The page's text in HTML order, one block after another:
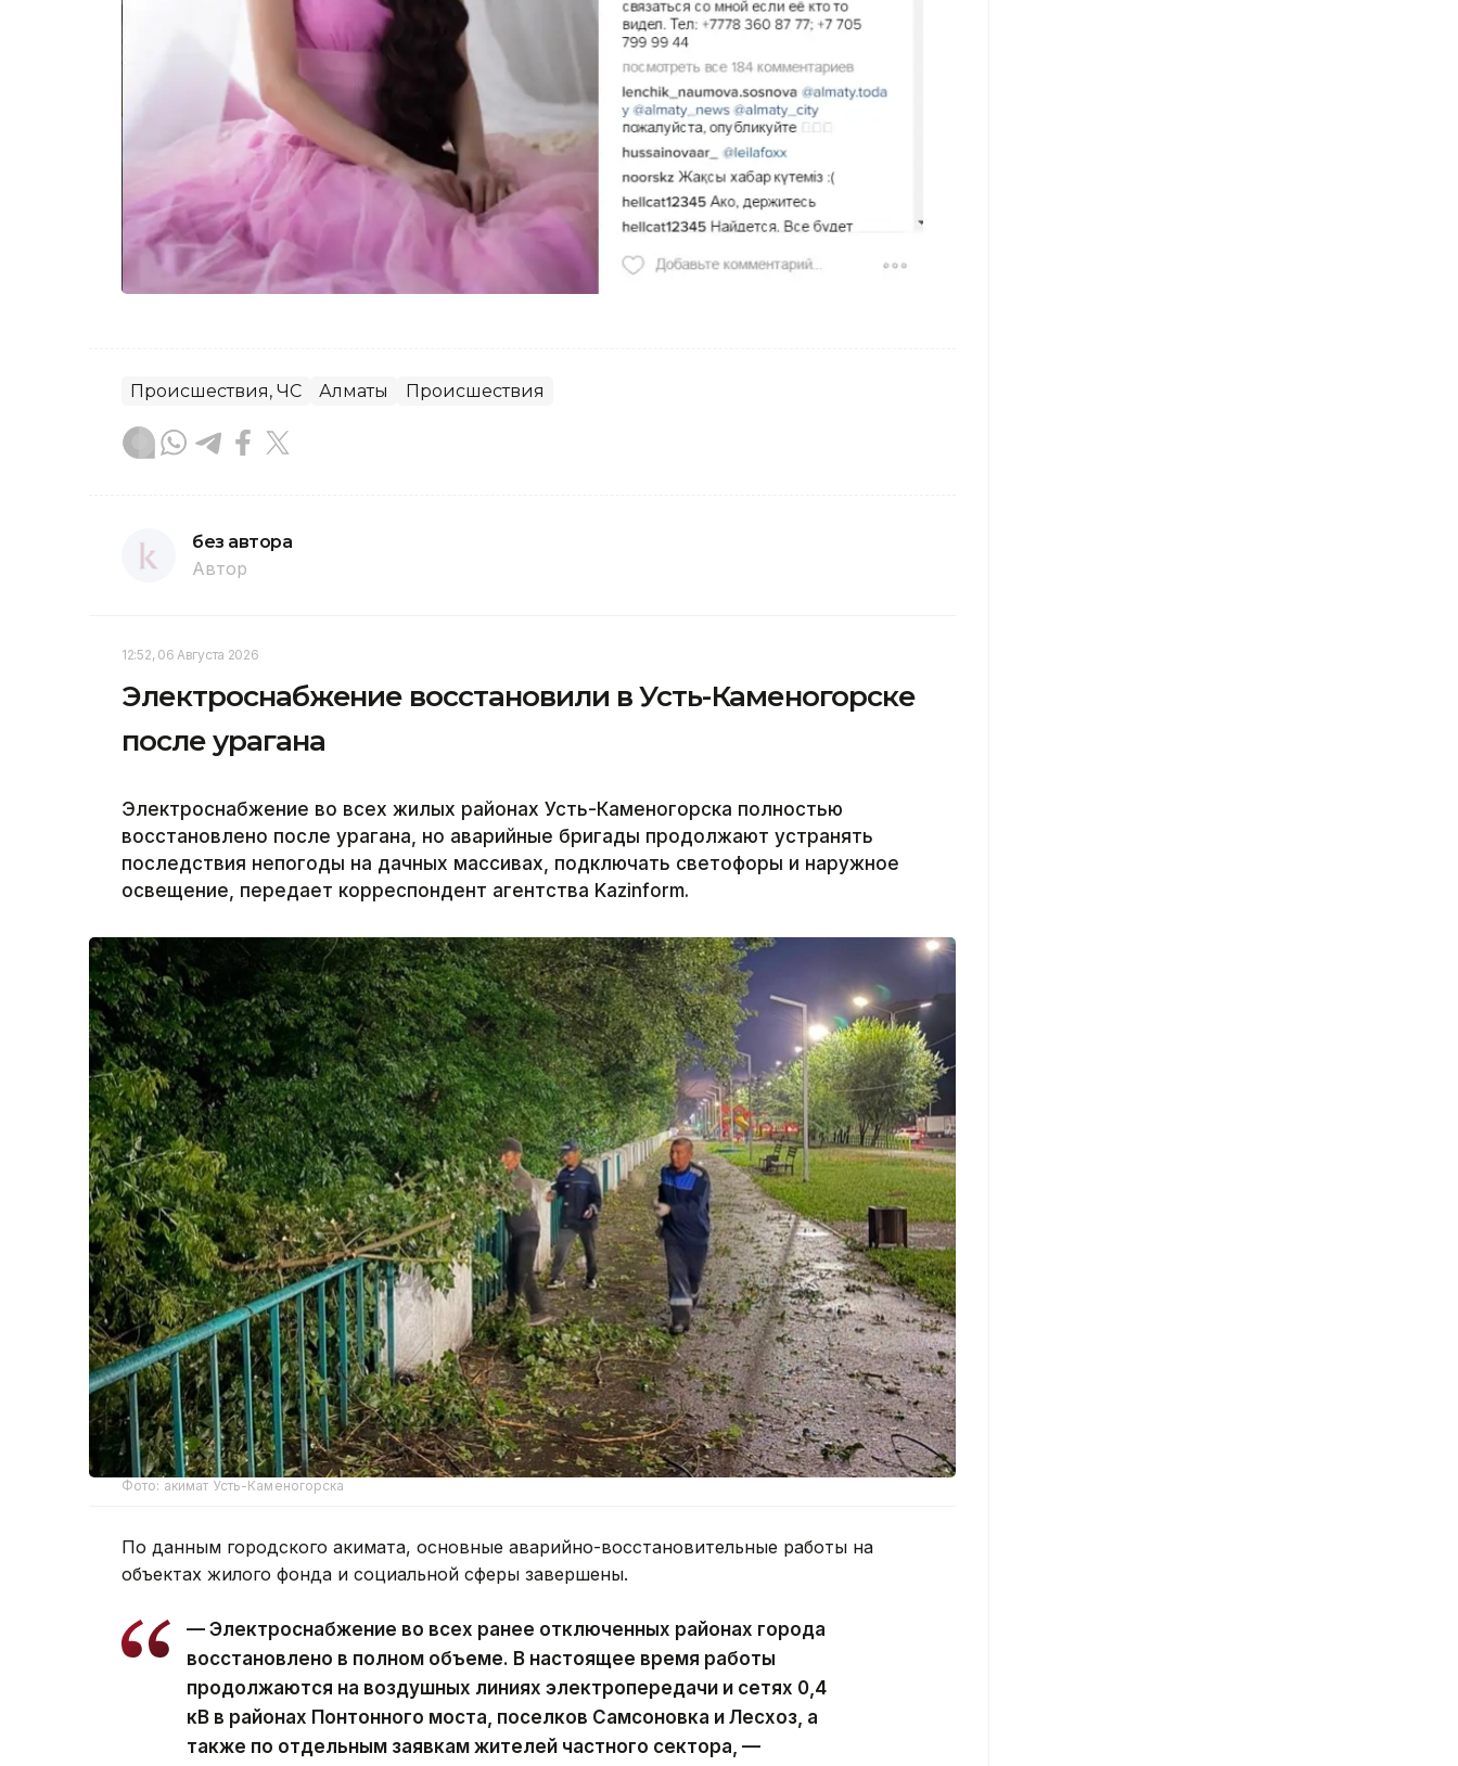
Происшествия, ЧС Алматы Происшествия
без автора
Автор
12:52, 06 Августа 2026
Электроснабжение восстановили в Усть-Каменогорске
после урагана
Электроснабжение во всех жилых районах Усть-Каменогорска полностью
восстановлено после урагана, но аварийные бригады продолжают устранять
последствия непогоды на дачных массивах, подключать светофоры и наружное
освещение, передает корреспондент агентства Kazinform.
Фото: акимат Усть-Каменогорска
По данным городского акимата, основные аварийно-восстановительные работы на
объектах жилого фонда и социальной сферы завершены.
— Электроснабжение во всех ранее отключенных районах города
восстановлено в полном объеме. В настоящее время работы
продолжаются на воздушных линиях электропередачи и сетях 0,4
кВ в районах Понтонного моста, поселков Самсоновка и Лесхоз, а
также по отдельным заявкам жителей частного сектора, —